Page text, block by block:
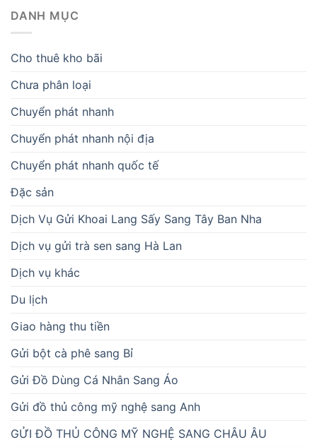
DANH MỤC
Cho thuê kho bãi
Chưa phân loại
Chuyển phát nhanh
Chuyển phát nhanh nội địa
Chuyển phát nhanh quốc tế
Đặc sản
Dịch Vụ Gửi Khoai Lang Sấy Sang Tây Ban Nha
Dịch vụ gửi trà sen sang Hà Lan
Dịch vụ khác
Du lịch
Giao hàng thu tiền
Gửi bột cà phê sang Bỉ
Gửi Đồ Dùng Cá Nhân Sang Áo
Gửi đồ thủ công mỹ nghệ sang Anh
GỬI ĐỒ THỦ CÔNG MỸ NGHỆ SANG CHÂU ÂU